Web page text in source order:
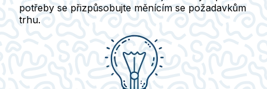
potřeby se přizpůsobujte měnícím se požadavkům
trhu.